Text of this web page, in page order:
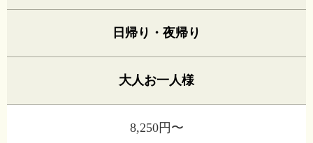
日帰り・夜帰り
大人お一人様
8,250円〜